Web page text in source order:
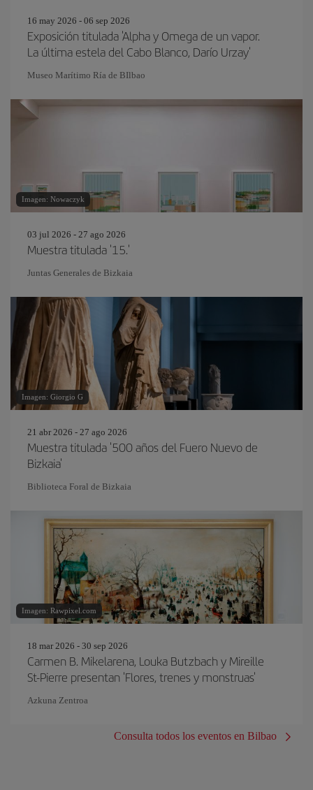
16 may 2026 - 06 sep 2026
Exposición titulada 'Alpha y Omega de un vapor.
La última estela del Cabo Blanco, Darío Urzay'
Museo Marítimo Ría de BIlbao
Imagen: Nowaczyk
03 jul 2026 - 27 ago 2026
Muestra titulada '15.'
Juntas Generales de Bizkaia
Imagen: Giorgio G
21 abr 2026 - 27 ago 2026
Muestra titulada '500 años del Fuero Nuevo de
Bizkaia'
Biblioteca Foral de Bizkaia
Imagen: Rawpixel.com
18 mar 2026 - 30 sep 2026
Carmen B. Mikelarena, Louka Butzbach y Mireille
St-Pierre presentan 'Flores, trenes y monstruas'
Azkuna Zentroa
Consulta todos los eventos en Bilbao